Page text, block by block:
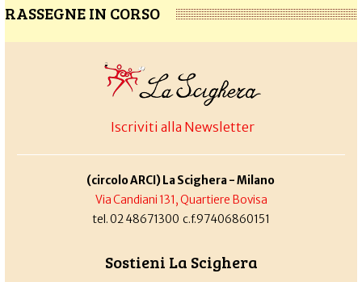
RASSEGNE IN CORSO
Iscriviti alla Newsletter
(circolo ARCI) La Scighera - Milano
Via Candiani 131, Quartiere Bovisa
tel. 02 48671300 c.f.97406860151
Sostieni La Scighera